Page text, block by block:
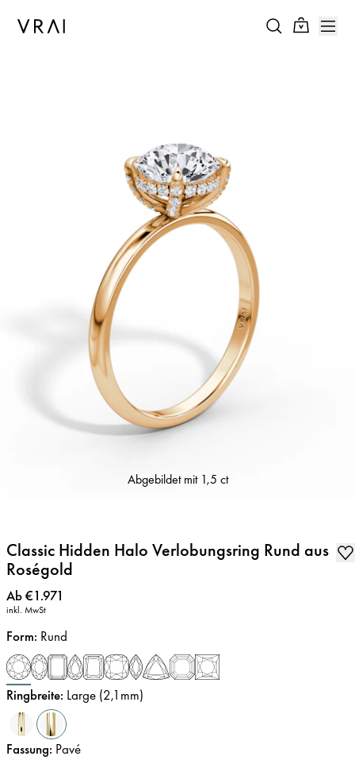
Abgebildet mit 1,5 ct
Classic Hidden Halo Verlobungsring Rund aus
Roségold
Preis:
Ab €1.971
inkl. MwSt
Form: Rund
Ringbreite: Large (2,1mm)
Fassung: Pavé